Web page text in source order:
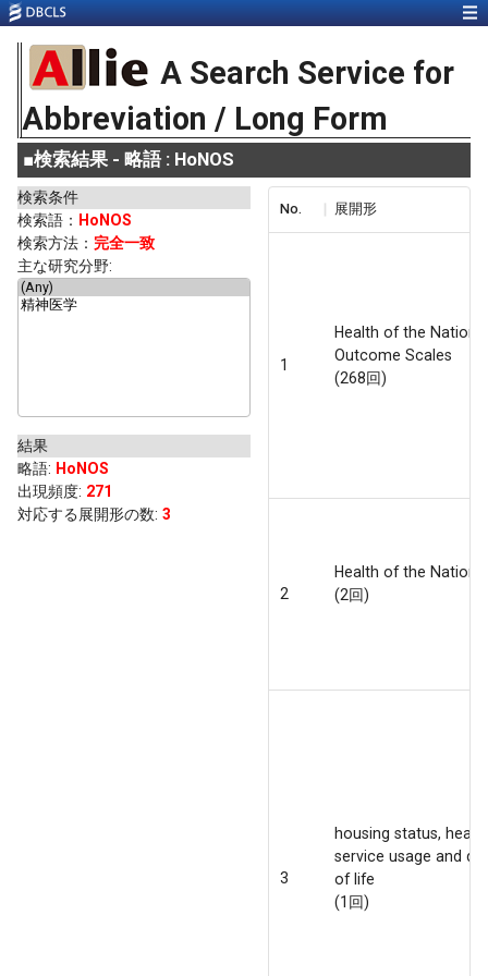
A Search Service for
Abbreviation / Long Form
■検索結果 - 略語 : HoNOS
検索条件
検索語： HoNOS
検索方法： 完全一致
主な研究分野:
結果
略語: HoNOS
出現頻度: 271
対応する展開形の数: 3
No. 展開形
1
Health of the Nation
Outcome Scales
(268回)
2
Health of the
(2回)
3
housing status,
service usage and
of life
(1回)